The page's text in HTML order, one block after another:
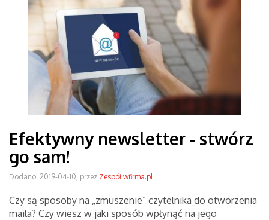
Efektywny newsletter - stwórz
go sam!
Dodano: 2019-04-10, przez Zespół wfirma.pl
Czy są sposoby na „zmuszenie” czytelnika do otworzenia
maila? Czy wiesz w jaki sposób wpłynąć na jego